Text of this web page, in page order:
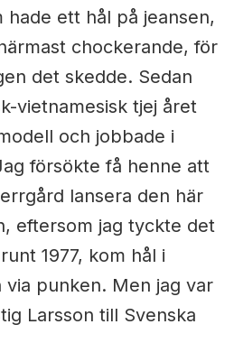
hade ett hål på jeansen,
chockerande, för
det skedde. Sedan
vietnamesisk tjej året
och jobbade i
försökte få henne att
lansera den här
eftersom jag tyckte det
1977, kom hål i
via punken. Men jag var
Larsson till Svenska